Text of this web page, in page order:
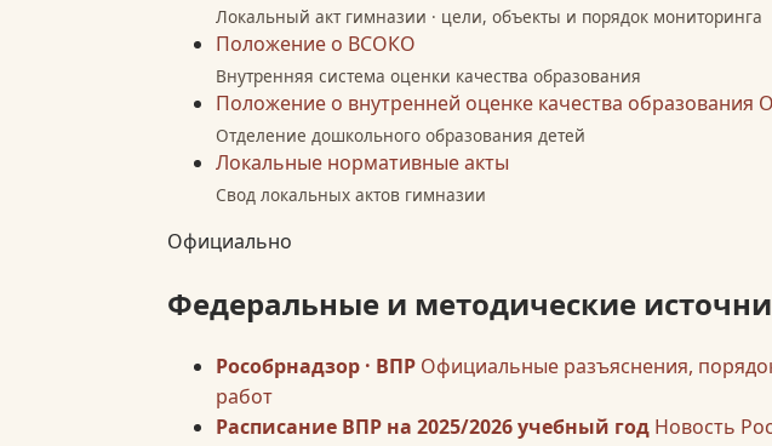
Локальный акт гимназии · цели, объекты и порядок мониторинга
Положение о ВСОКО
Внутренняя система оценки качества образования
Положение о внутренней оценке качества образования
Отделение дошкольного образования детей
Локальные нормативные акты
Свод локальных актов гимназии
Официально
Федеральные и методические
Рособрнадзор · ВПР Официальные разъяснения,
работ
Расписание ВПР на 2025/2026 учебный год Новость